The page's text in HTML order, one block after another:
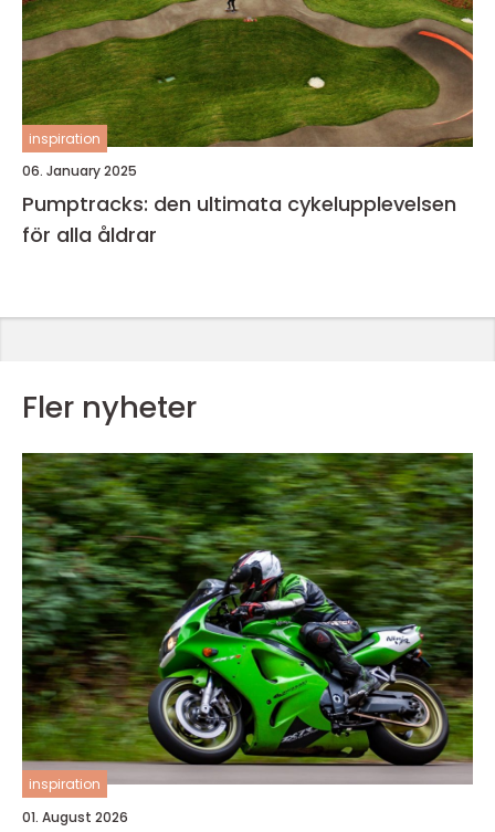
inspiration
06. January 2025
Pumptracks: den ultimata cykelupplevelsen
för alla åldrar
Fler nyheter
inspiration
01. August 2026